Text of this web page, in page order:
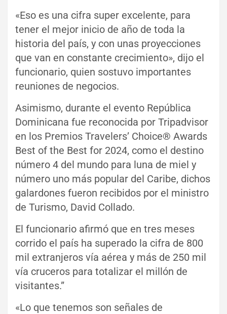
«Eso es una cifra super excelente, para
tener el mejor inicio de año de toda la
historia del país, y con unas proyecciones
que van en constante crecimiento», dijo el
funcionario, quien sostuvo importantes
reuniones de negocios.
Asimismo, durante el evento República
Dominicana fue reconocida por Tripadvisor
en los Premios Travelers’ Choice® Awards
Best of the Best for 2024, como el destino
número 4 del mundo para luna de miel y
número uno más popular del Caribe, dichos
galardones fueron recibidos por el ministro
de Turismo, David Collado.
El funcionario afirmó que en tres meses
corrido el país ha superado la cifra de 800
mil extranjeros vía aérea y más de 250 mil
vía cruceros para totalizar el millón de
visitantes.”
«Lo que tenemos son señales de